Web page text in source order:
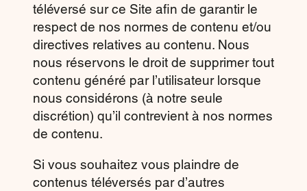
téléversé sur ce Site afin de garantir le
respect de nos normes de contenu et/ou
directives relatives au contenu. Nous
nous réservons le droit de supprimer tout
contenu généré par l’utilisateur lorsque
nous considérons (à notre seule
discrétion) qu’il contrevient à nos normes
de contenu.
Si vous souhaitez vous plaindre de
contenus téléversés par d’autres